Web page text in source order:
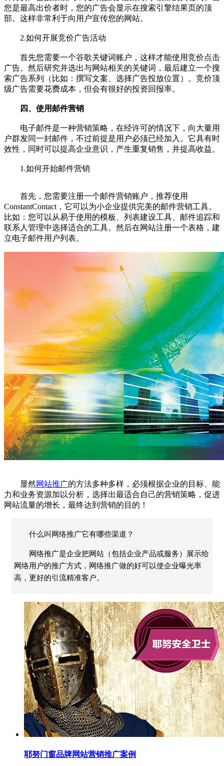
您是最高出价者时，您的广告会显示在搜索引擎结果页的顶
部。这样非常利于向用户宣传您的网站。
2.如何开展竞价广告活动
首先您需要一个谷歌关键词账户，这样才能使用竞价点击
广告。然后研究并选出与网站相关的关键词，最后建立一个搜
索广告系列（比如：撰写文案、选择广告投放位置）。竞价顶
级广告需要花费成本，但会有很好的投资回报率。
四、使用邮件营销
电子邮件是一种营销策略，在经许可的情况下，向大量用
户群发同一封邮件，不过前提是用户必须已经加入。它具有时
效性，同时可以提高企业意识，产生重复销售，并提高收益。
1.如何开始邮件营销
首先，您需要注册一个邮件营销账户，推荐使用
ConstantContact，它可以为小企业提供完美的邮件营销工具。
比如：您可以从易于使用的模板、列表建设工具、邮件追踪和
联系人管理中选择适合的工具。然后在网站注册一个表格，建
立电子邮件用户列表。
显然网站推广的方法多种多样，必须根据企业的目标、能
力和业务资源加以分析，选择出最适合自己的营销策略，促进
网站流量的增长，最终达到营销的目的！
什么叫网络推广它有哪些渠道？
网络推广是企业把网站（包括企业产品或服务）展示给
网络用户的推广方式，网络推广做的好可以使企业曝光率
高，更好的引流精准客户。
耶努门窗品牌网站营销推广案例